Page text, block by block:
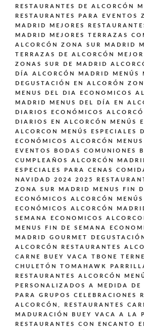
RESTAURANTES DE ALCORCÓN
RESTAURANTES PARA EVENTOS
MADRID
MEJORES
MADRID
MEJORES TERRAZAS
ALCORCÓN ZONA SUR MADRID
TERRAZAS DE ALCORCÓN
ZONAS SUR DE MADRID
DÍA ALCORCÓN MADRID
MENÚS
DEGUSTACIÓN EN ALCORÓN
MENUS DEL DIA ECONOMICOS
MADRID
MENUS DEL DÍA EN
DIARIOS ECONÓMICOS
DIARIOS EN ALCORCÓN
MENÚS
ALCORCON
MENÚS ESPECIALES
ECONÓMICOS ALCORCÓN
EVENTOS BODAS COMUNIONES
CUMPLEAÑOS ALCORCÓN
ESPECIALES PARA CENAS
NAVIDAD 2024 2025
ZONA SUR MADRID
MENUS FIN
ECONÓMICOS ALCORCÓN
ECONÓMICOS ALCORCÓN
SEMANA ECONOMICOS
MENUS FIN DE SEMANA
MADRID GOURMET DEGUSTACIÓN
ALCORCÓN
RESTAURANTES
CARNE BUEY VACA TBONE
CHULETÓN TOMAHAWK
RESTAURANTES ALCORCÓN
PERSONALIZADOS A MEDIDA DE
PARA GRUPOS CELEBRACIONES
ALCORCÓN,
RESTAURANTES
MADURACIÓN BUEY VACA A LA
RESTAURANTES CON ENCANTO